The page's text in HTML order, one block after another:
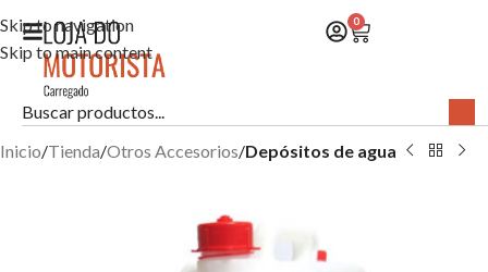
Skip to navigation
Skip to main content
0
Inicio Tienda Otros Accesorios Depósitos de agua